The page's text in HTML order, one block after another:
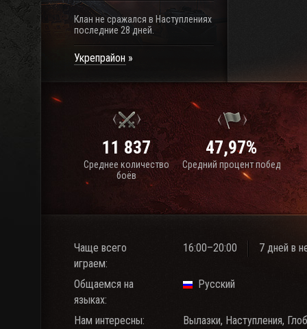
Клан не сражался в Наступлениях
последние 28 дней.
Укрепрайон
11 837
Среднее количество
боёв
47,97%
Средний процент побед
Чаще всего
играем:
16:00–20:00 7 дней в
Общаемся на
языках:
Русский
Нам интересны: Вылазки, Наступления,